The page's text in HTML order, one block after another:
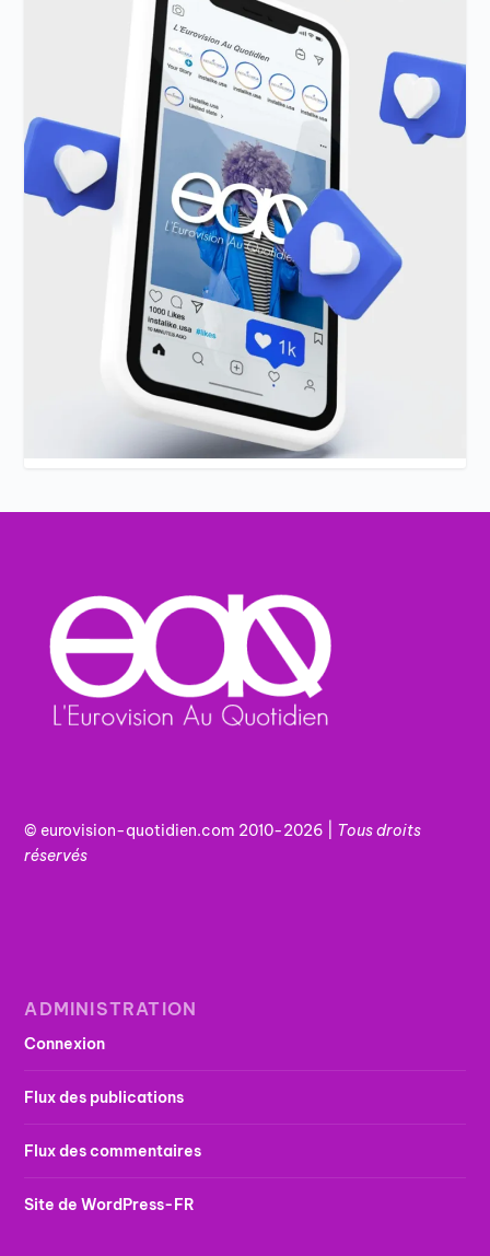
© eurovision-quotidien.com 2010-2026 | Tousdroits
réservés
ADMINISTRATION
Connexion
Flux des publications
Flux des commentaires
Site de WordPress-FR